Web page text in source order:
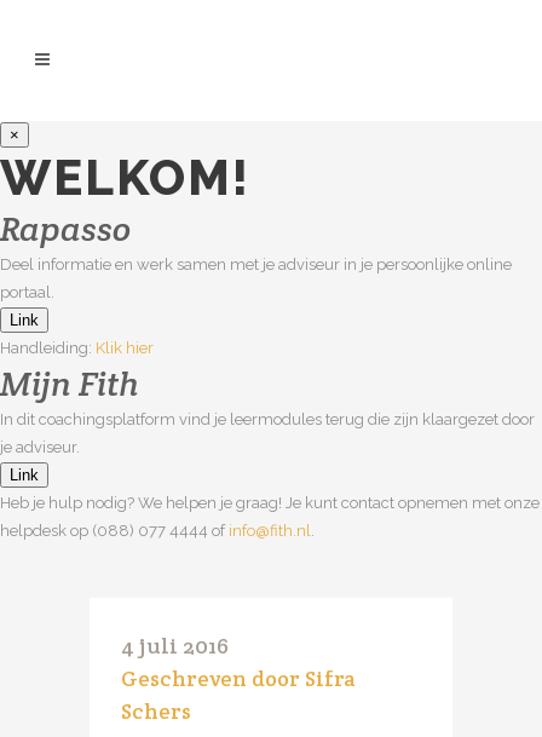
×
WELKOM!
Rapasso
Deel informatie en werk samen met je adviseur in je persoonlijke online
portaal.
Link
Handleiding: Klik hier
Mijn Fith
In dit coachingsplatform vind je leermodules terug die zijn klaargezet door
je adviseur.
Link
Heb je hulp nodig? We helpen je graag! Je kunt contact opnemen met onze
helpdesk op (088) 077 4444 of info@fith.nl.
4 juli 2016
Geschreven door Sifra
Schers